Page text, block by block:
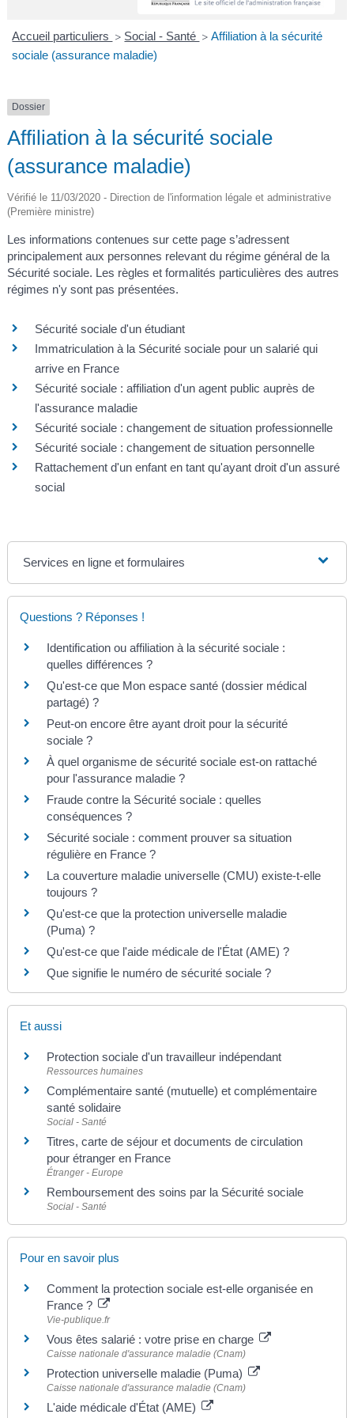
R
E
Accueil particuliers > Social - Santé > Affiliation à la sécurité
sociale (assurance maladie)
Dossier
Affiliation à la sécurité sociale
(assurance maladie)
Vérifié le 11/03/2020 - Direction de l'information légale et administrative
(Première ministre)
Les informations contenues sur cette page s’adressent
principalement aux personnes relevant du régime général de la
Sécurité sociale. Les règles et formalités particulières des autres
régimes n'y sont pas présentées.
Sécurité sociale d'un étudiant
Immatriculation à la Sécurité sociale pour un salarié qui
arrive en France
Sécurité sociale : affiliation d'un agent public auprès de
l'assurance maladie
Sécurité sociale : changement de situation professionnelle
Sécurité sociale : changement de situation personnelle
Rattachement d'un enfant en tant qu'ayant droit d'un assuré
social
Services en ligne et formulaires
Questions ? Réponses !
Identification ou affiliation à la sécurité sociale :
quelles différences ?
Qu'est-ce que Mon espace santé (dossier médical
partagé) ?
Peut-on encore être ayant droit pour la sécurité
sociale ?
À quel organisme de sécurité sociale est-on rattaché
pour l'assurance maladie ?
Fraude contre la Sécurité sociale : quelles
conséquences ?
Sécurité sociale : comment prouver sa situation
régulière en France ?
La couverture maladie universelle (CMU) existe-t-elle
toujours ?
Qu'est-ce que la protection universelle maladie
(Puma) ?
Qu'est-ce que l'aide médicale de l'État (AME) ?
Que signifie le numéro de sécurité sociale ?
Et aussi
Protection sociale d'un travailleur indépendant
Ressources humaines
Complémentaire santé (mutuelle) et complémentaire
santé solidaire
Social - Santé
Titres, carte de séjour et documents de circulation
pour étranger en France
Étranger - Europe
Remboursement des soins par la Sécurité sociale
Social - Santé
Pour en savoir plus
Comment la protection sociale est-elle organisée en
France ?
Vie-publique.fr
Vous êtes salarié : votre prise en charge
Caisse nationale d'assurance maladie (Cnam)
Protection universelle maladie (Puma)
Caisse nationale d'assurance maladie (Cnam)
L'aide médicale d'État (AME)